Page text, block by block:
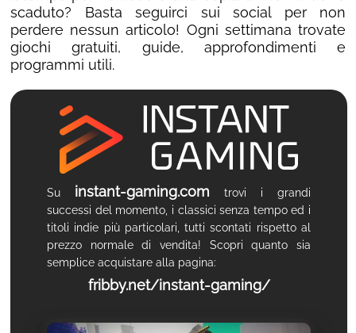
scaduto? Basta seguirci sui social per non
perdere nessun articolo! Ogni settimana trovate
giochi gratuiti, guide, approfondimenti e
programmi utili.
Su instant-gaming.com trovi i grandi
successi del momento, i classici senza tempo ed i
titoli indie più particolari, tutti scontati rispetto al
prezzo normale di vendita! Scopri quanto sia
semplice acquistare alla pagina:
fribby.net/instant-gaming/